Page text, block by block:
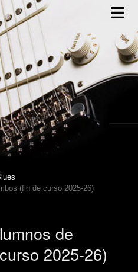
(fin de curso 2025-26)
de
2025-26)